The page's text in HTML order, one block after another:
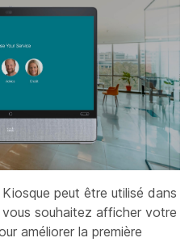
peut être utilisé dans
souhaitez afficher votre
améliorer la première